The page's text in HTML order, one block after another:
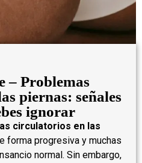
– Problemas
piernas: señales
ignorar
circulatorios en las
forma progresiva y muchas
normal. Sin embargo,